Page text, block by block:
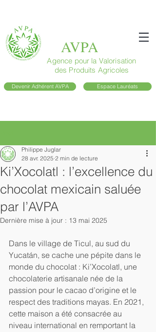
AVPA
Agence pour la Valorisation
des Produits Agricoles
Devenir Adhérent AVPA Espace Lauréats
Ki’Xocolatl : l’excellence du
chocolat mexicain saluée
par l’AVPA
Philippe Juglar
28 avr. 2025 2 min de lecture
Dernière mise à jour : 13 mai 2025
Dans le village de Ticul, au sud du
Yucatán, se cache une pépite dans le
monde du chocolat : Ki’Xocolatl, une
chocolaterie artisanale née de la
passion pour le cacao d’origine et le
respect des traditions mayas. En 2021,
cette maison a été consacrée au
niveau international en remportant la